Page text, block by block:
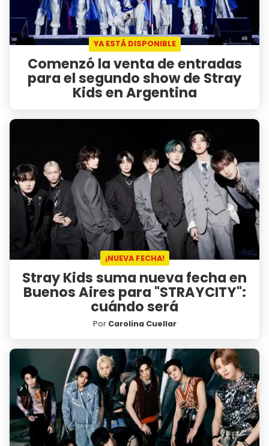
YA ESTÁ DISPONIBLE
Comenzó la venta de entradas
para el segundo show de Stray
Kids en Argentina
¡NUEVA FECHA!
Stray Kids suma nueva fecha en
Buenos Aires para "STRAYCITY":
cuándo será
Por Carolina Cuellar